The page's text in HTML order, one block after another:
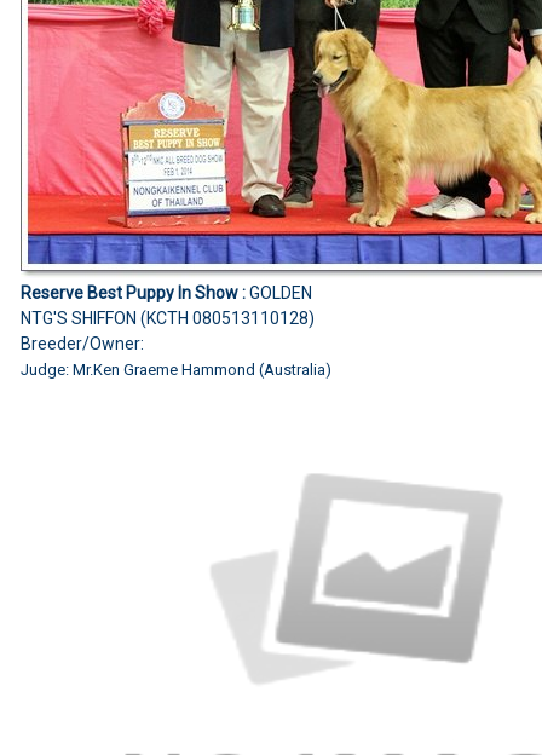
Reserve Best Puppy In Show :GOLDEN
NTG'S SHIFFON (KCTH 080513110128)
Breeder/Owner:
Judge: Mr.Ken Graeme Hammond (Australia)